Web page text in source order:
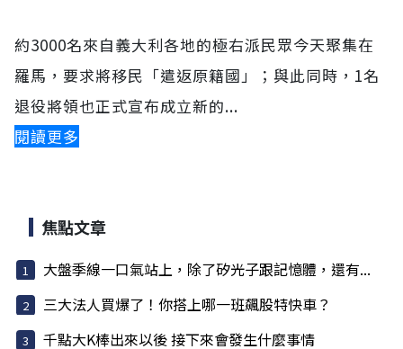
約3000名來自義大利各地的極右派民眾今天聚集在
羅馬，要求將移民「遣返原籍國」；與此同時，1名
退役將領也正式宣布成立新的...
閱讀更多
焦點文章
大盤季線一口氣站上，除了矽光子跟記憶體，還有...
三大法人買爆了！你搭上哪一班飆股特快車？
千點大K棒出來以後 接下來會發生什麼事情